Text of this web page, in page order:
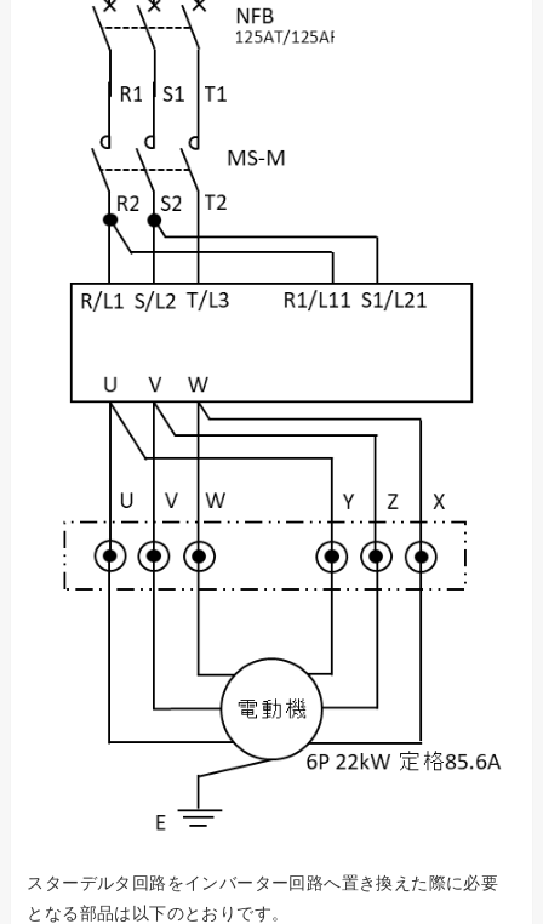
スターデルタ回路をインバーター回路へ置き換えた際に必要
となる部品は以下のとおりです。